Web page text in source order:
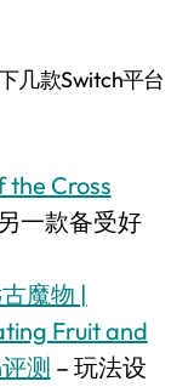
几款Switch平台
the Cross
一款备受好
魔物 |
Fruit and
测 – 玩法设